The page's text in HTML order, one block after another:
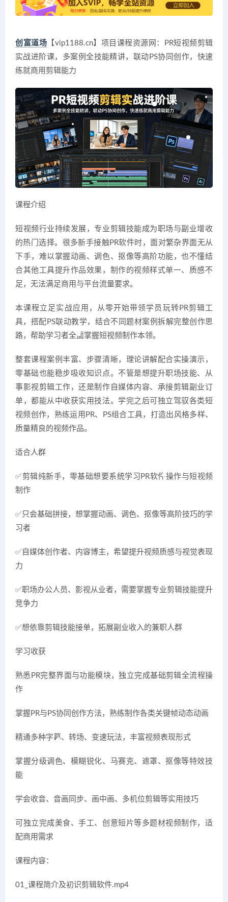
创富道场 【vip1188.cn】项目课程资源网：PR短视频剪辑
实战进阶课，多案例全技能精讲，联动PS协同创作，快速
练就商用剪辑能力
课程介绍
短视频行业持续发展，专业剪辑技能成为职场与副业增收
的热门选择。很多新手接触PR软件时，面对繁杂界面无从
下手，难以掌握动画、调色、抠像等高阶功能，也不懂结
合其他工具提升作品效果，制作的视频样式单一、质感不
足，无法满足商用与平台流量要求。
本课程立足实战应用，从零开始带领学员玩转PR剪辑工
具，搭配PS联动教学，结合不同题材案例拆解完整创作思
路，帮助学习者全面掌握短视频制作本领。
整套课程案例丰富、步骤清晰，理论讲解配合实操演示，
零基础也能稳步吸收知识点。不管是想提升职场技能、从
事影视剪辑工作，还是制作自媒体内容、承接剪辑副业订
单，都能从中收获实用技法。学完之后可独立驾驭各类短
视频创作，熟练运用PR、PS组合工具，打造出风格多样、
质量精良的视频作品。
适合人群
✅剪辑纯新手，零基础想要系统学习PR软件操作与短视频
制作
✅只会基础拼接，想掌握动画、调色、抠像等高阶技巧的学
习者
✅自媒体创作者、内容博主，希望提升视频质感与视觉表现
力
✅职场办公人员、影视从业者，需要掌握专业剪辑技能提升
竞争力
✅想依靠剪辑技能接单，拓展副业收入的兼职人群
学习收获
熟悉PR完整界面与功能模块，独立完成基础剪辑全流程操
作
掌握PR与PS协同创作方法，熟练制作各类关键帧动态动画
精通多种字幕、转场、变速玩法，丰富视频表现形式
掌握分级调色、模糊锐化、马赛克、遮罩、抠像等特效技
能
学会收音、音画同步、画中画、多机位剪辑等实用技巧
可独立完成美食、手工、创意短片等多题材视频制作，适
配商用需求
课程内容：
01_课程简介及初识剪辑软件.mp4